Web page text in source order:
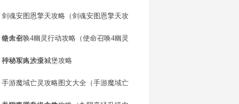
剑魂安图恩擎天攻略（剑魂安图恩擎天攻
略大全）
使命召唤4幽灵行动攻略（使命召唤4幽灵
行动攻略大全）
神秘军人沙漠城堡攻略
手游魔域亡灵攻略图文大全（手游魔域亡